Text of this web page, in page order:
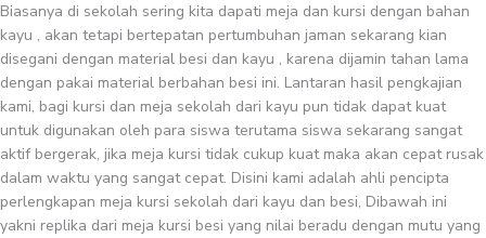
Biasanya di sekolah sering kita dapati meja dan kursi dengan bahan
kayu , akan tetapi bertepatan pertumbuhan jaman sekarang kian
disegani dengan material besi dan kayu , karena dijamin tahan lama
dengan pakai material berbahan besi ini. Lantaran hasil pengkajian
kami, bagi kursi dan meja sekolah dari kayu pun tidak dapat kuat
untuk digunakan oleh para siswa terutama siswa sekarang sangat
aktif bergerak, jika meja kursi tidak cukup kuat maka akan cepat rusak
dalam waktu yang sangat cepat. Disini kami adalah ahli pencipta
perlengkapan meja kursi sekolah dari kayu dan besi, Dibawah ini
yakni replika dari meja kursi besi yang nilai beradu dengan mutu yang